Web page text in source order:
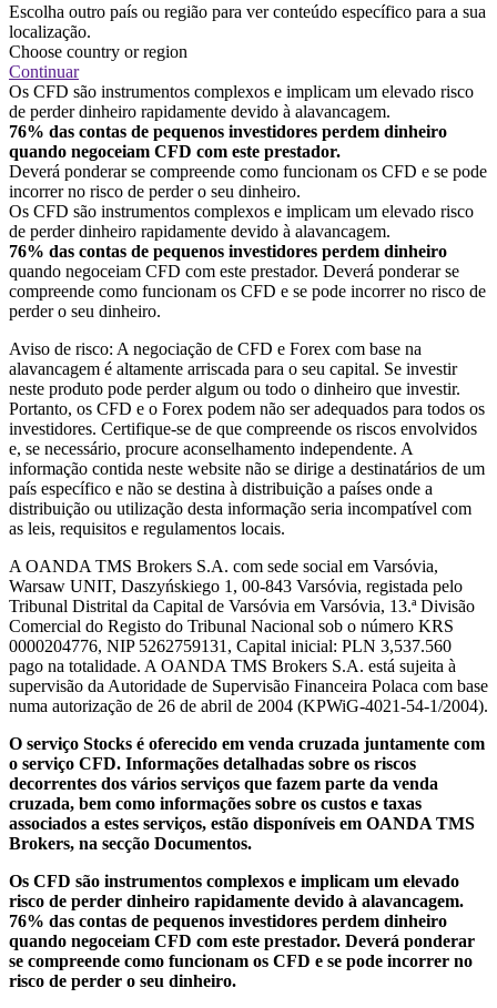
Escolha outro país ou região para ver conteúdo específico para a sua
localização.
Choose country or region
Continuar
Os CFD são instrumentos complexos e implicam um elevado risco
de perder dinheiro rapidamente devido à alavancagem.
76% das contas de pequenos investidores perdem dinheiro
quando negoceiam CFD com este prestador.
Deverá ponderar se compreende como funcionam os CFD e se pode
incorrer no risco de perder o seu dinheiro.
Os CFD são instrumentos complexos e implicam um elevado risco
de perder dinheiro rapidamente devido à alavancagem.
76% das contas de pequenos investidores perdem dinheiro
quando negoceiam CFD com este prestador. Deverá ponderar se
compreende como funcionam os CFD e se pode incorrer no risco de
perder o seu dinheiro.
Aviso de risco: A negociação de CFD e Forex com base na
alavancagem é altamente arriscada para o seu capital. Se investir
neste produto pode perder algum ou todo o dinheiro que investir.
Portanto, os CFD e o Forex podem não ser adequados para todos os
investidores. Certifique-se de que compreende os riscos envolvidos
e, se necessário, procure aconselhamento independente. A
informação contida neste website não se dirige a destinatários de um
país específico e não se destina à distribuição a países onde a
distribuição ou utilização desta informação seria incompatível com
as leis, requisitos e regulamentos locais.
A OANDA TMS Brokers S.A. com sede social em Varsóvia,
Warsaw UNIT, Daszyńskiego 1, 00-843 Varsóvia, registada pelo
Tribunal Distrital da Capital de Varsóvia em Varsóvia, 13.ª Divisão
Comercial do Registo do Tribunal Nacional sob o número KRS
0000204776, NIP 5262759131, Capital inicial: PLN 3,537.560
pago na totalidade. A OANDA TMS Brokers S.A. está sujeita à
supervisão da Autoridade de Supervisão Financeira Polaca com base
numa autorização de 26 de abril de 2004 (KPWiG-4021-54-1/2004).
O serviço Stocks é oferecido em venda cruzada juntamente com
o serviço CFD. Informações detalhadas sobre os riscos
decorrentes dos vários serviços que fazem parte da venda
cruzada, bem como informações sobre os custos e taxas
associados a estes serviços, estão disponíveis em OANDA TMS
Brokers, na secção Documentos.
Os CFD são instrumentos complexos e implicam um elevado
risco de perder dinheiro rapidamente devido à alavancagem.
76% das contas de pequenos investidores perdem dinheiro
quando negoceiam CFD com este prestador. Deverá ponderar
se compreende como funcionam os CFD e se pode incorrer no
risco de perder o seu dinheiro.